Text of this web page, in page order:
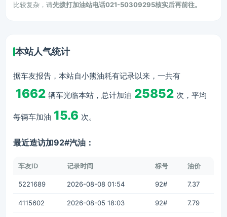
比较复杂，请先拨打加油站电话021-50309295核实后再前往。
本站人气统计
据车友报告，本站自小熊油耗有记录以来，一共有
1662 辆车光临本站，总计加油 25852 次，平均
每辆车加油 15.6 次。
最近造访加92#汽油：
车友ID 记录时间 标号 油价
5221689 2026-08-08 01:54 92# 7.37
4115602 2026-08-05 18:03 92# 7.79